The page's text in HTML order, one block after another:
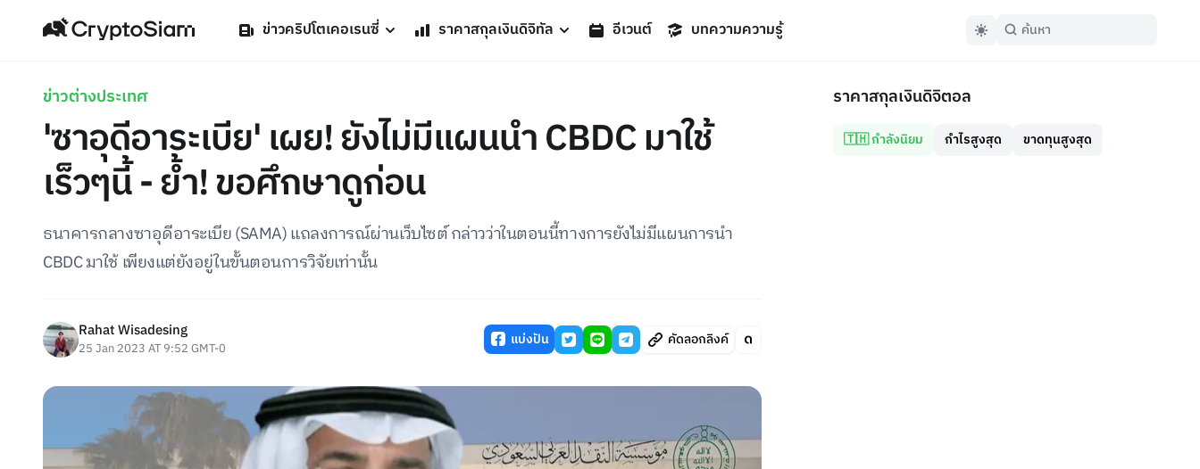
ข่าวคริปโตเคอเรนซี่ ราคาสกุลเงินดิจิทัล อีเวนต์ บทความความรู้
ข่าวต่างประเทศ
'ซาอุดีอาระเบีย' เผย! ยังไม่มีแผนนำ CBDC มาใช้
เร็วๆนี้ - ย้ำ! ขอศึกษาดูก่อน
ธนาคารกลางซาอุดีอาระเบีย (SAMA) แถลงการณ์ผ่านเว็บไซต์ กล่าวว่าในตอนนี้ทางการยังไม่มีแผนการนำ
CBDC มาใช้ เพียงแต่ยังอยู่ในขั้นตอนการวิจัยเท่านั้น
Rahat Wisadesing
25 Jan 2023 AT 9:52 GMT-0 แบ่งปัน คัดลอกลิงค์
ราคาสกุลเงินดิจิตอล
🇹🇭 กำลังนิยม กำไรสูงสุด ขาดทุนสูงสุด